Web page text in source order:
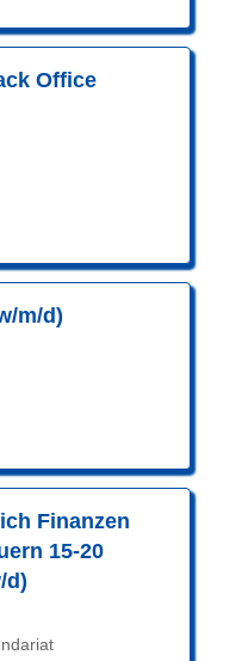
Office
m/d)
Finanzen
15-20
d)